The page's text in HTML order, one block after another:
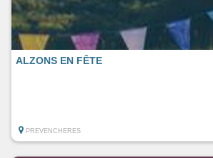
ALZONS EN FÊTE
PREVENCHERES